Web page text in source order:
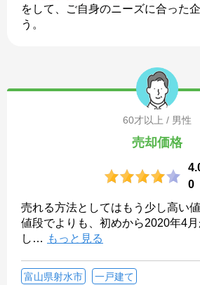
をして、ご自身のニーズに合った
う。
60才以上 / 男性
売却価格
0
売れる方法としてはもう少し高い
値段でよりも、初めから2020年4
し … もっと見る
富山県射水市
一戸建て